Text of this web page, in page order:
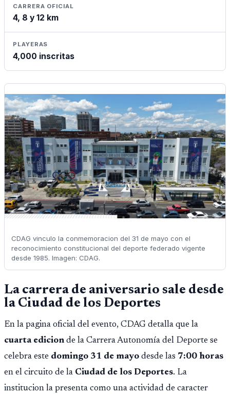
CARRERA OFICIAL
4, 8 y 12 km
PLAYERAS
4,000 inscritas
CDAG vinculo la conmemoracion del 31 de mayo con el
reconocimiento constitucional del deporte federado vigente
desde 1985. Imagen: CDAG.
La carrera de aniversario sale desde
la Ciudad de los Deportes
En la pagina oficial del evento, CDAG detalla que la
cuarta edicion de la Carrera Autonomía del Deporte se
celebra este domingo 31 de mayo desde las 7:00 horas
en el circuito de la Ciudad de los Deportes. La
institucion la presenta como una actividad de caracter